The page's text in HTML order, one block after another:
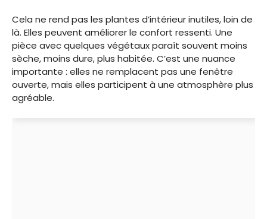
Cela ne rend pas les plantes d’intérieur inutiles, loin de
là. Elles peuvent améliorer le confort ressenti. Une
pièce avec quelques végétaux paraît souvent moins
sèche, moins dure, plus habitée. C’est une nuance
importante : elles ne remplacent pas une fenêtre
ouverte, mais elles participent à une atmosphère plus
agréable.